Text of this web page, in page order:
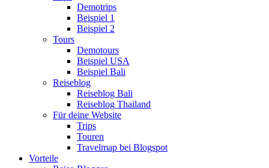
Demotrips
Beispiel 1
Beispiel 2
Tours
Demotours
Beispiel USA
Beispiel Bali
Reiseblog
Reiseblog Bali
Reiseblog Thailand
Für deine Website
Trips
Touren
Travelmap bei Blogspot
Vorteile